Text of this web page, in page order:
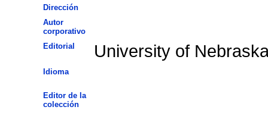
Dirección
Autor
corporativo
Editorial
University of
Idioma
Editor de la
colección